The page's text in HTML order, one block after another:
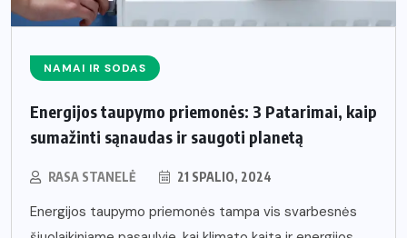
NAMAI IR SODAS
Energijos taupymo priemonės: 3 Patarimai, kaip
sumažinti sąnaudas ir saugoti planetą
RASA STANELĖ 21 SPALIO, 2024
Energijos taupymo priemonės tampa vis svarbesnės